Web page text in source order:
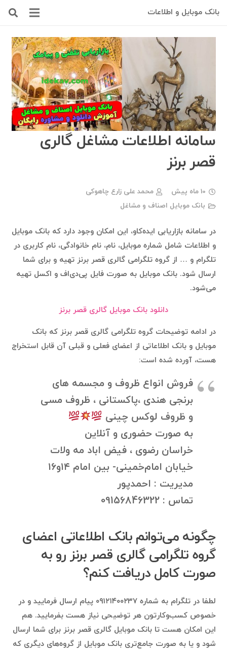
بانک موبایل و اطلاعات
سامانه اطلاعات مشاغل گالری
قصر برنز
10 ماه پیش
محمد علی زارع چاهوکی
بانک موبایل اصناف و مشاغل
در سامانه بازاریابی ایده‌کاو، این امکان وجود دارد که بانک موبایل
و اطلاعات شامل شماره موبایل، نام، نام خانوادگی، نام کاربری در
تلگرام و … از گروه تلگرامی گالری قصر برنز تهیه و برای شما
ارسال شود. بانک موبایل به صورت فایل پی‌دی‌اف و اکسل تهیه
می‌شود.
دانلود بانک موبایل گالری قصر برنز
در ادامه توضیحات گروه تلگرامی گالری قصر برنز که بانک
موبایل و بانک اطلاعاتی از اعضای فعلی و قبلی آن قابل استخراج
هست، آورده شده است:
فروش انواع ظروف و مجسمه های
برنجی هندی ،پاکستانی ، ظروف مسی
و ظروف لوکس چینی
به صورت حضوری و آنلاین
خراسان رضوی ، فیض اباد مه ولات
خیابان امام‌خمینی- بین امام ۱۴و۱۶
مدیریت : احمدپور
تماس : 09156846322
چگونه می‌توانم بانک اطلاعاتی اعضای
گروه تلگرامی گالری قصر برنز رو به
صورت کامل دریافت کنم؟
لطفا در تلگرام به شماره ۰۹۱۲۱۴۰۰۲۳۷ پیام ارسال فرمایید و در
خصوص کسب‌وکارتون هر توضیحی نیاز هست بفرمایید. هم
این امکان هست تا بانک موبایل گالری قصر برنز برای شما ارسال
شود و یا به صورت جامع‌تری بانک موبایل از گروه‌های دیگری که